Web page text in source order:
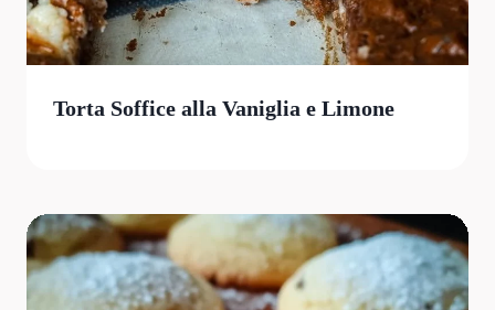
Torta Soffice alla Vaniglia e Limone